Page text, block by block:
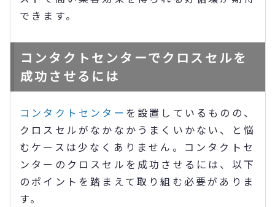
できます。
コンタクトセンターでクロスセルを
成功させるには
コンタクトセンター を設置しているものの、
クロスセルがなかなかうまくいかない、と悩
むケースは少なくありません。コンタクトセ
ンターのクロスセルを成功させるには、以下
のポイントを踏まえて取り組む必要がありま
す。